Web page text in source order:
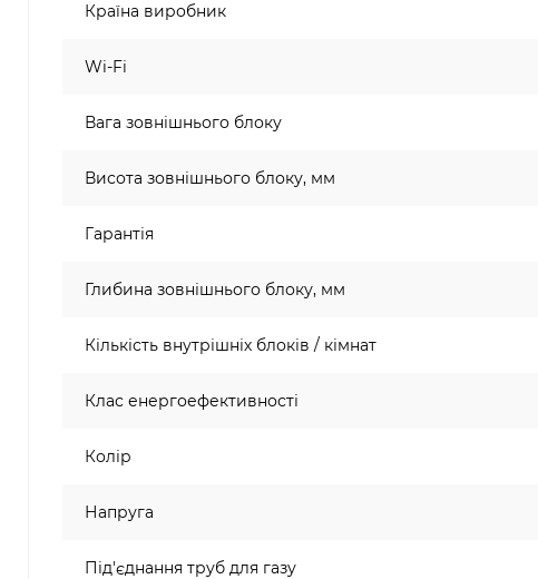
Країна виробник
Wi-Fi
Вага зовнішнього блоку
Висота зовнішнього блоку, мм
Гарантія
Глибина зовнішнього блоку, мм
Кількість внутрішніх блоків / кімнат
Клас енергоефективності
Колір
Напруга
Під'єднання труб для газу